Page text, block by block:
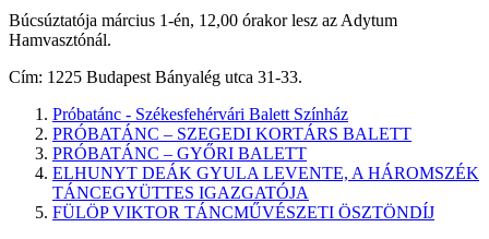
Búcsúztatója március 1-én, 12,00 órakor lesz az Adytum
Hamvasztónál.
Cím: 1225 Budapest Bányalég utca 31-33.
Próbatánc - Székesfehérvári Balett Színház
PRÓBATÁNC – SZEGEDI KORTÁRS BALETT
PRÓBATÁNC – GYŐRI BALETT
ELHUNYT DEÁK GYULA LEVENTE, A HÁROMSZÉK
TÁNCEGYÜTTES IGAZGATÓJA
FÜLÖP VIKTOR TÁNCMŰVÉSZETI ÖSZTÖNDÍJ